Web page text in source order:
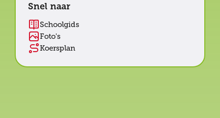
Snel naar
Schoolgids
Foto's
Koersplan